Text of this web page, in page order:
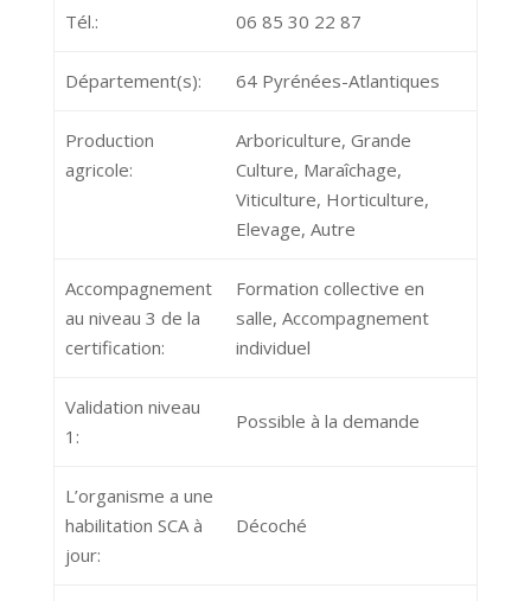
Tél.: 06 85 30 22 87
Département(s): 64 Pyrénées-Atlantiques
Production
agricole:
Arboriculture, Grande
Culture, Maraîchage,
Viticulture, Horticulture,
Elevage, Autre
Accompagnement
au niveau 3 de la
certification:
Formation collective en
salle, Accompagnement
individuel
Validation niveau
1:
Possible à la demande
L’organisme a une
habilitation SCA à
jour:
Décoché